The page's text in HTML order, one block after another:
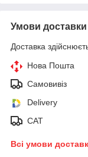
Умови доставки
Доставка
Нова Пошта
Самовивіз
Delivery
САТ
Всі умови